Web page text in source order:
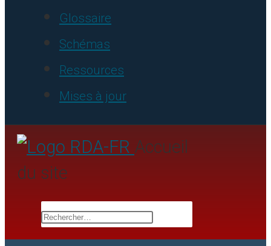
Glossaire
Schémas
Ressources
Mises à jour
Accueil
du site
Rechercher…